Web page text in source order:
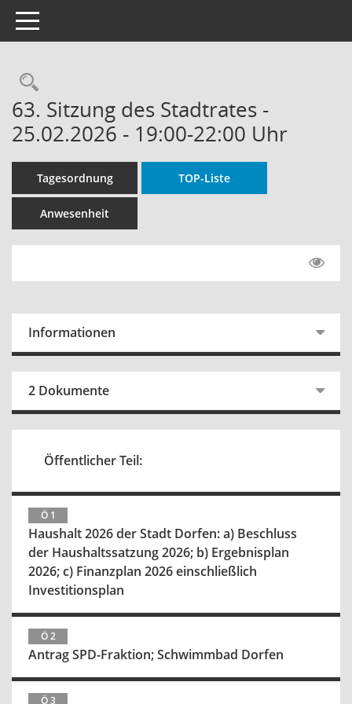
Toggle navigation
Rechercheauswahl
63. Sitzung des Stadtrates -
25.02.2026 - 19:00-22:00 Uhr
Tagesordnung TOP-Liste
Anwesenheit
Informationen
2 Dokumente
Öffentlicher Teil:
Ö 1
Haushalt 2026 der Stadt Dorfen: a) Beschluss
der Haushaltssatzung 2026; b) Ergebnisplan
2026; c) Finanzplan 2026 einschließlich
Investitionsplan
Ö 2
Antrag SPD-Fraktion; Schwimmbad Dorfen
Ö 3